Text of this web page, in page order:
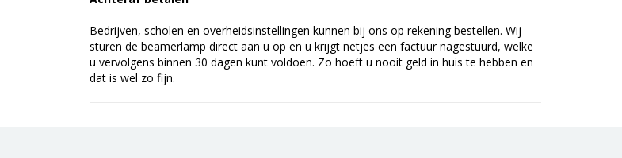
Bedrijven, scholen en overheidsinstellingen kunnen bij ons op rekening bestellen. Wij
sturen de beamerlamp direct aan u op en u krijgt netjes een factuur nagestuurd, welke
u vervolgens binnen 30 dagen kunt voldoen. Zo hoeft u nooit geld in huis te hebben en
dat is wel zo fijn.